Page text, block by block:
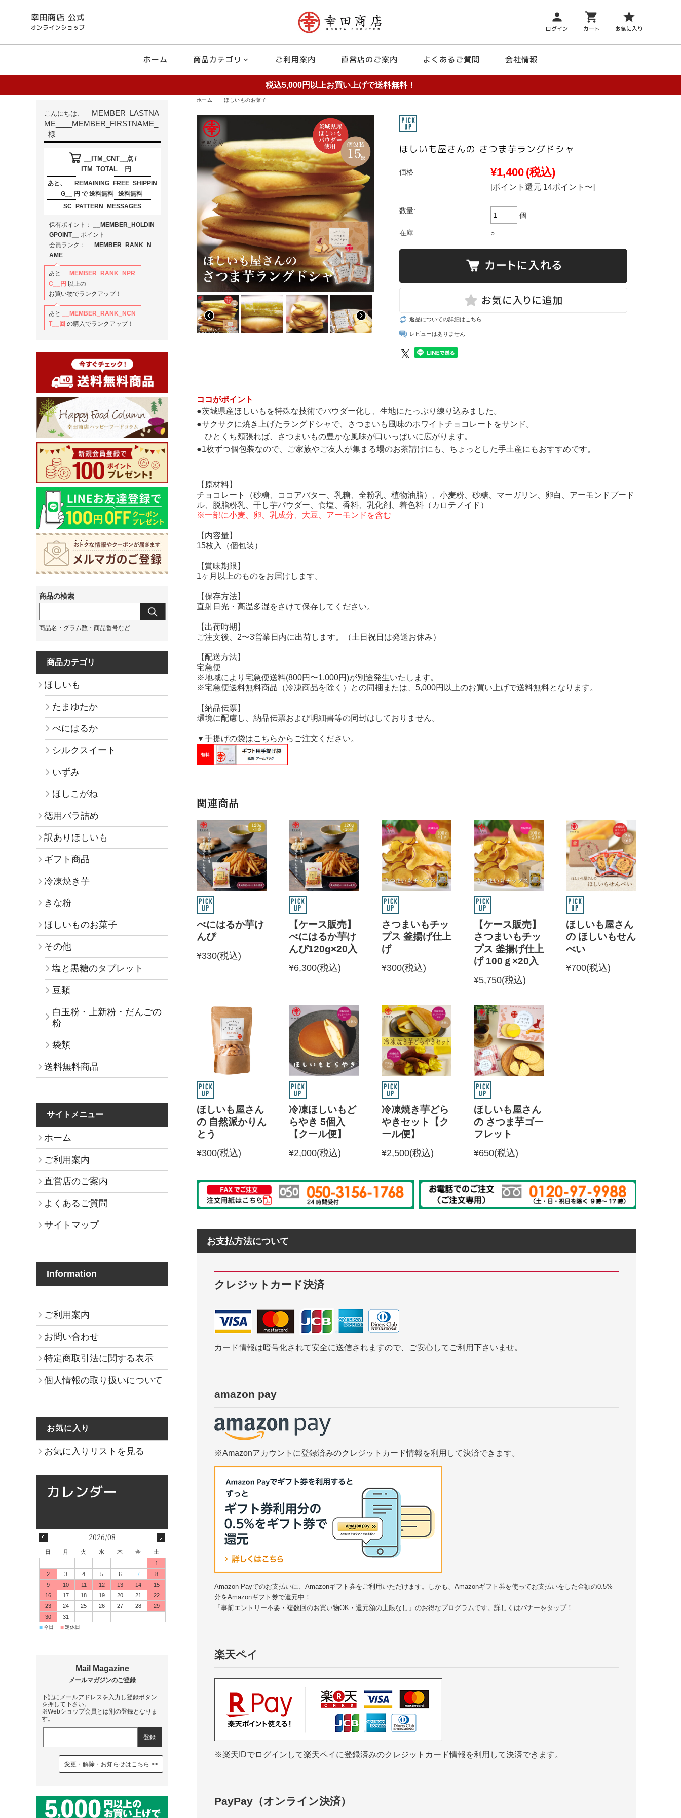
幸田商店 公式
オンラインショップ
person
ログイン
shopping_cart
カート
star
お気に入り
ホーム 商品カテゴリ expand_more ご利用案内 直営店のご案内 よくあるご質問 会社情報
税込5,000円以上お買い上げで送料無料！
ホーム ほしいものお菓子
ほしいも屋さんの さつま芋ラングドシャ
価格: ¥1,400 (税込)
[ポイント還元 14ポイント〜]
数量:
個
在庫: ○
返品についての詳細はこちら
レビューはありません
ココがポイント
●茨城県産ほしいもを特殊な技術でパウダー化し、生地にたっぷり練り込みました。
●サクサクに焼き上げたラングドシャで、さつまいも風味のホワイトチョコレートをサンド。
ひとくち頬張れば、さつまいもの豊かな風味が口いっぱいに広がります。
●1枚ずつ個包装なので、ご家族やご友人が集まる場のお茶請けにも、ちょっとした手土産にもおすすめです。
【原材料】
チョコレート（砂糖、ココアバター、乳糖、全粉乳、植物油脂）、小麦粉、砂糖、マーガリン、卵白、アーモンドプード
ル、脱脂粉乳、干し芋パウダー、食塩、香料、乳化剤、着色料（カロテノイド）
※一部に小麦、卵、乳成分、大豆、アーモンドを含む
【内容量】
15枚入（個包装）
【賞味期限】
1ヶ月以上のものをお届けします。
【保存方法】
直射日光・高温多湿をさけて保存してください。
【出荷時期】
ご注文後、2〜3営業日内に出荷します。（土日祝日は発送お休み）
【配送方法】
宅急便
※地域により宅急便送料(800円〜1,000円)が別途発生いたします。
※宅急便送料無料商品（冷凍商品を除く）との同梱または、5,000円以上のお買い上げで送料無料となります。
【納品伝票】
環境に配慮し、納品伝票および明細書等の同封はしておりません。
▼手提げの袋はこちらからご注文ください。
関連商品
べにはるか芋け
んぴ
¥330(税込)
【ケース販売】
べにはるか芋け
んぴ120g×20入
¥6,300(税込)
さつまいもチッ
プス 釜揚げ仕上
げ
¥300(税込)
【ケース販売】
さつまいもチッ
プス 釜揚げ仕上
げ 100ｇ×20入
¥5,750(税込)
ほしいも屋さん
の ほしいもせん
べい
¥700(税込)
ほしいも屋さん
の 自然派かりん
とう
¥300(税込)
冷凍ほしいもど
らやき 5個入
【クール便】
¥2,000(税込)
冷凍焼き芋どら
やきセット【ク
ール便】
¥2,500(税込)
ほしいも屋さん
の さつま芋ゴー
フレット
¥650(税込)
お支払方法について
クレジットカード決済
カード情報は暗号化されて安全に送信されますので、ご安心してご利用下さいませ。
amazon pay
※Amazonアカウントに登録済みのクレジットカード情報を利用して決済できます。
Amazon Payでのお支払いに、Amazonギフト券をご利用いただけます。しかも、Amazonギフト券を使ってお支払いをした金額の0.5%
分をAmazonギフト券で還元中！
「事前エントリー不要・複数回のお買い物OK・還元額の上限なし」のお得なプログラムです。詳しくはバナーをタップ！
楽天ペイ
※楽天IDでログインして楽天ペイに登録済みのクレジットカード情報を利用して決済できます。
PayPay（オンライン決済）
こんにちは、
__MEMBER_LASTNA
ME__
__MEMBER_FIRSTNAME_
様
__ITM_CNT__ 点 /
__ITM_TOTAL__
円
あと、
__REMAINING_FREE_SHIPPIN
G__
円 で 送料無料
送料無料
__SC_PATTERN_MESSAGES__
保有ポイント：
__MEMBER_HOLDIN
GPOINT__
ポイント
会員ランク：
__MEMBER_RANK_N
AME__
あと
__MEMBER_RANK_NPR
C__
円 以上の
お買い物でランクアップ！
あと
__MEMBER_RANK_NCN
T__
回 の購入でランクアップ！
商品カテゴリ
ほしいも
たまゆたか
べにはるか
シルクスイート
いずみ
ほしこがね
徳用バラ詰め
訳ありほしいも
ギフト商品
冷凍焼き芋
きな粉
ほしいものお菓子
その他
塩と黒糖のタブレット
豆類
白玉粉・上新粉・だんごの
粉
袋類
送料無料商品
サイトメニュー
ホーム
ご利用案内
直営店のご案内
よくあるご質問
サイトマップ
Information
ご利用案内
お問い合わせ
特定商取引法に関する表示
個人情報の取り扱いについて
お気に入り
お気に入りリストを見る
2026/08
日 月 火 水 木 金
土
1
2
3 4 5 6 7
8
9
10 11 12 13 14
15
16
17 18 19 20 21
22
23
24 25 26 27 28
29
30
31
■今日 ■定休日
下記にメールアドレスを入力し登録ボタン
を押して下さい。
※Webショップ会員とは別の登録となりま
す。
変更・解除・お知らせはこちら